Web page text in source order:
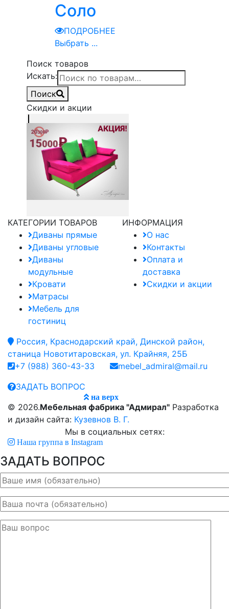
Соло
ПОДРОБНЕЕ
Выбрать ...
Поиск товаров
Искать:
Поиск
Скидки и акции
КАТЕГОРИИ ТОВАРОВ
Диваны прямые
Диваны угловые
Диваны
модульные
Кровати
Матрасы
Мебель для
гостиниц
ИНФОРМАЦИЯ
О нас
Контакты
Оплата и
доставка
Скидки и акции
Россия, Краснодарский край, Динской район,
станица Новотитаровская, ул. Крайняя, 25Б
+7 (988) 360-43-33
mebel_admiral@mail.ru
ЗАДАТЬ ВОПРОС
на верх
© 2026.Мебельная фабрика "Адмирал" Разработка
и дизайн сайта: Кузевнов В. Г.
Мы в социальных сетях:
Наша группа в Instagram
ЗАДАТЬ ВОПРОС